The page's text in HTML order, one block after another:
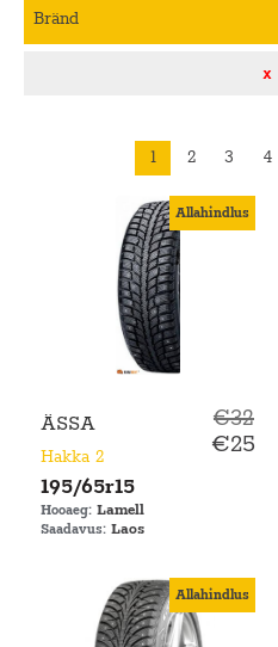
Bränd
x
1 2 3 4
Allahindlus
ÄSSA
Hakka 2
195/65r15
Hooaeg: Lamell
Saadavus: Laos
€32
€25
Allahindlus